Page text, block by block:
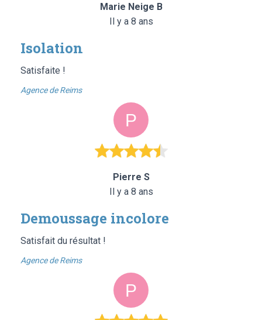
Marie Neige B
Il y a 8 ans
Isolation
Satisfaite !
Agence de Reims
Pierre S
Il y a 8 ans
Demoussage incolore
Satisfait du résultat !
Agence de Reims